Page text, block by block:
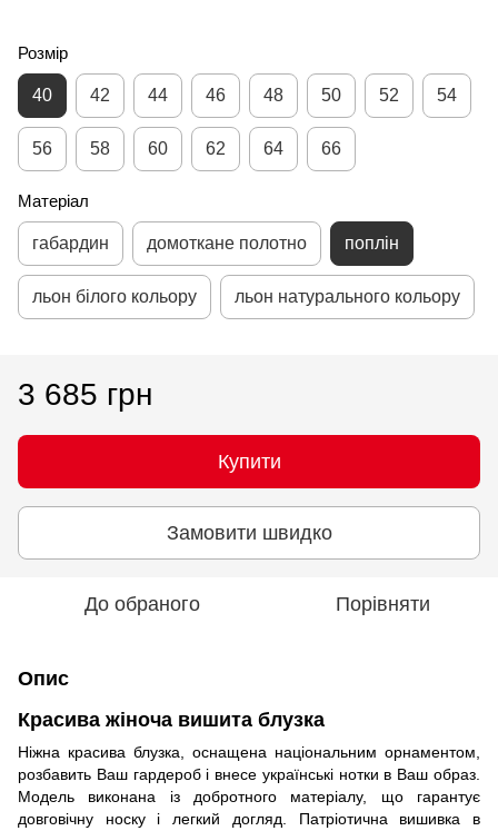
Розмір
40 42 44 46 48 50 52 54
56 58 60 62 64 66
Матеріал
габардин домоткане полотно поплін
льон білого кольору льон натурального кольору
3 685 грн
Купити
Замовити швидко
До обраного Порівняти
Опис
Красива жіноча вишита блузка
Ніжна красива блузка, оснащена національним орнаментом,
розбавить Ваш гардероб і внесе українські нотки в Ваш образ.
Модель виконана із добротного матеріалу, що гарантує
довговічну носку і легкий догляд. Патріотична вишивка в